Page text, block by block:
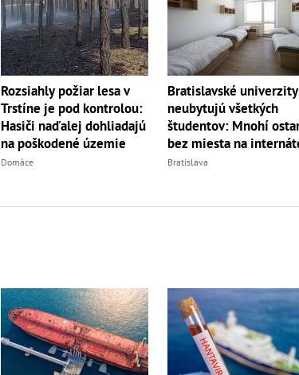
Rozsiahly požiar lesa v
Trstíne je pod kontrolou:
Hasiči naďalej dohliadajú
na poškodené územie
Domáce
Bratislavské univerzity
neubytujú všetkých
študentov: Mnohí
bez miesta na
Bratislava